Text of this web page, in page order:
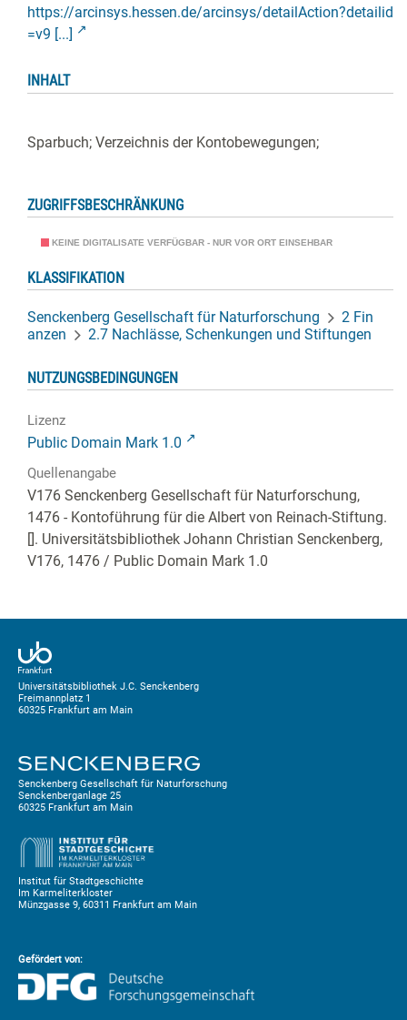
https://arcinsys.hessen.de/arcinsys/detailAction?detailid
=v9 [...]
INHALT
Sparbuch; Verzeichnis der Kontobewegungen;
ZUGRIFFSBESCHRÄNKUNG
KEINE DIGITALISATE VERFÜGBAR - NUR VOR ORT EINSEHBAR
KLASSIFIKATION
Senckenberg Gesellschaft für Naturforschung
2 Fin
anzen
2.7 Nachlässe, Schenkungen und Stiftungen
NUTZUNGSBEDINGUNGEN
Lizenz
Public Domain Mark 1.0
Quellenangabe
V176 Senckenberg Gesellschaft für Naturforschung,
1476 - Kontoführung für die Albert von Reinach-Stiftung.
[]. Universitätsbibliothek Johann Christian Senckenberg,
V176, 1476 / Public Domain Mark 1.0
Universitätsbibliothek J.C. Senckenberg
Freimannplatz 1
60325 Frankfurt am Main
Senckenberg Gesellschaft für Naturforschung
Senckenberganlage 25
60325 Frankfurt am Main
Institut für Stadtgeschichte
Im Karmeliterkloster
Münzgasse 9, 60311 Frankfurt am Main
Gefördert von: